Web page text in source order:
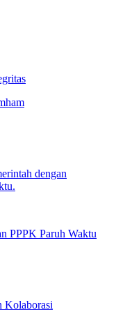
PPPK Paruh Waktu
Kolaborasi